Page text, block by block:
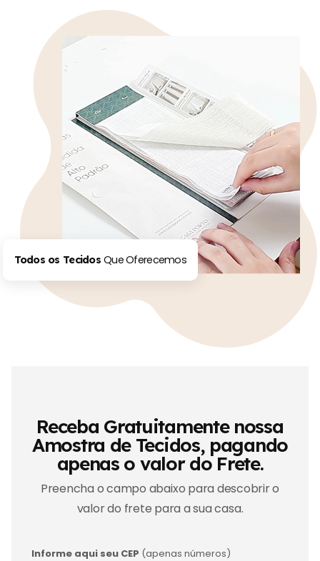
Todos os Tecidos Que Oferecemos
Receba Gratuitamente nossa
Amostra de Tecidos, pagando
apenas o valor do Frete.
Preencha o campo abaixo para descobrir o
valor do frete para a sua casa.
Informe aqui seu CEP (apenas números)